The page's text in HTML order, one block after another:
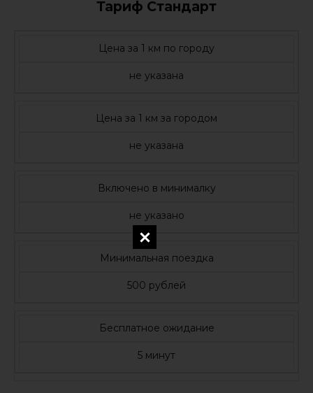
Тариф Стандарт
Цена за 1 км по городу
не указана
Цена за 1 км за городом
не указана
Включено в минималку
не указано
Минимальная поездка
500 рублей
Бесплатное ожидание
5 минут